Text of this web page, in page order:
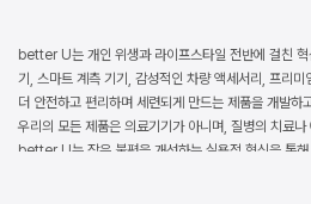
better U는 개인 위생과 라이프스타일 전반에 걸친
기, 스마트 계측 기기, 감성적인 차량 액세서리, 프리
더 안전하고 편리하며 세련되게 만드는 제품을 개발하
우리의 모든 제품은 의료기기가 아니며, 질병의 치료
better U는 작은 불편을 개선하는 실용적 혁신을 통